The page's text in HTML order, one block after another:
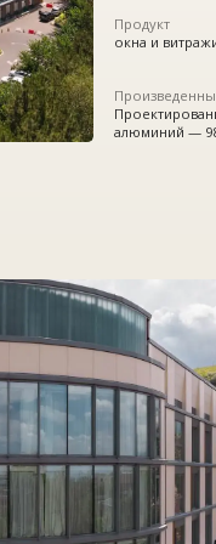
Произведенные работы
Проектирование,
алюминий — 980,71 кв.м